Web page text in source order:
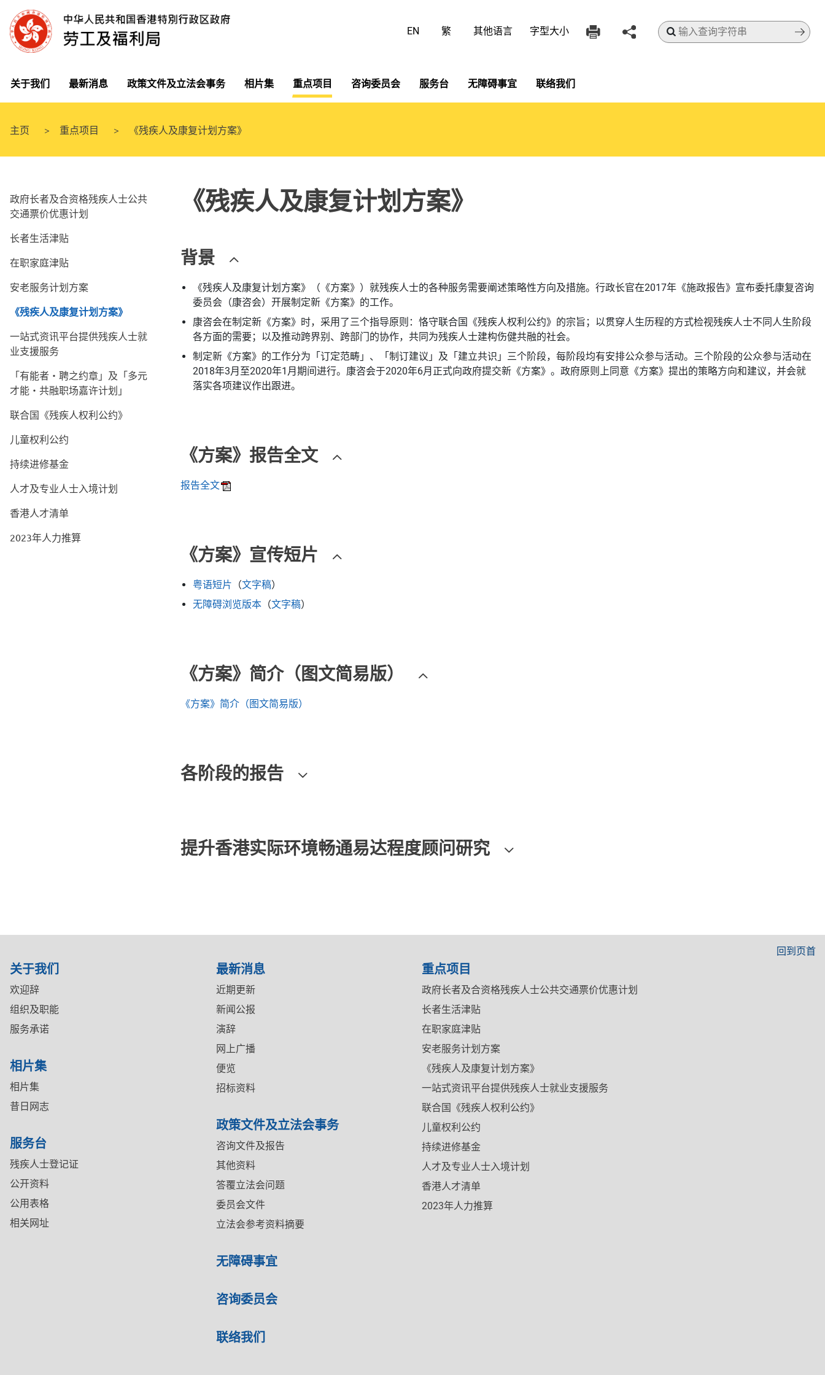
EN 繁 其他语言 字型大小 搜寻
关于我们 最新消息 政策文件及立法会事务 相片集 重点项目 咨询委员会 服务台 无障碍事宜 联络我们
主页 重点项目 《残疾人及康复计划方案》
政府长者及合资格残疾人士公共
交通票价优惠计划
长者生活津贴
在职家庭津贴
安老服务计划方案
《残疾人及康复计划方案》
一站式资讯平台提供残疾人士就
业支援服务
「有能者‧聘之约章」及「多元
才能‧共融职场嘉许计划」
联合国《残疾人权利公约》
儿童权利公约
持续进修基金
人才及专业人士入境计划
香港人才清单
2023年人力推算
《残疾人及康复计划方案》
背景
《残疾人及康复计划方案》（《方案》）就残疾人士的各种服务需要阐述策略性方向及措施。行政长官在2017年《施政报告》宣布委托康复咨询
委员会（康咨会）开展制定新《方案》的工作。
康咨会在制定新《方案》时，采用了三个指导原则：恪守联合国《残疾人权利公约》的宗旨；以贯穿人生历程的方式检视残疾人士不同人生阶段
各方面的需要；以及推动跨界别、跨部门的协作，共同为残疾人士建构伤健共融的社会。
制定新《方案》的工作分为「订定范畴」、「制订建议」及「建立共识」三个阶段，每阶段均有安排公众参与活动。三个阶段的公众参与活动在
2018年3月至2020年1月期间进行。康咨会于2020年6月正式向政府提交新《方案》。政府原则上同意《方案》提出的策略方向和建议，并会就
落实各项建议作出跟进。
《方案》报告全文
报告全文
《方案》宣传短片
粤语短片 （文字稿）
无障碍浏览版本（文字稿）
《方案》简介（图文简易版）
《方案》简介（图文简易版）
各阶段的报告
提升香港实际环境畅通易达程度顾问研究
回到页首
关于我们
欢迎辞
组织及职能
服务承诺
相片集
相片集
昔日网志
服务台
残疾人士登记证
公开资料
公用表格
相关网址
最新消息
近期更新
新闻公报
演辞
网上广播
便览
招标资料
政策文件及立法会事务
咨询文件及报告
其他资料
答覆立法会问题
委员会文件
立法会参考资料摘要
无障碍事宜
咨询委员会
联络我们
重点项目
政府长者及合资格残疾人士公共交通票价优惠计划
长者生活津贴
在职家庭津贴
安老服务计划方案
《残疾人及康复计划方案》
一站式资讯平台提供残疾人士就业支援服务
联合国《残疾人权利公约》
儿童权利公约
持续进修基金
人才及专业人士入境计划
香港人才清单
2023年人力推算